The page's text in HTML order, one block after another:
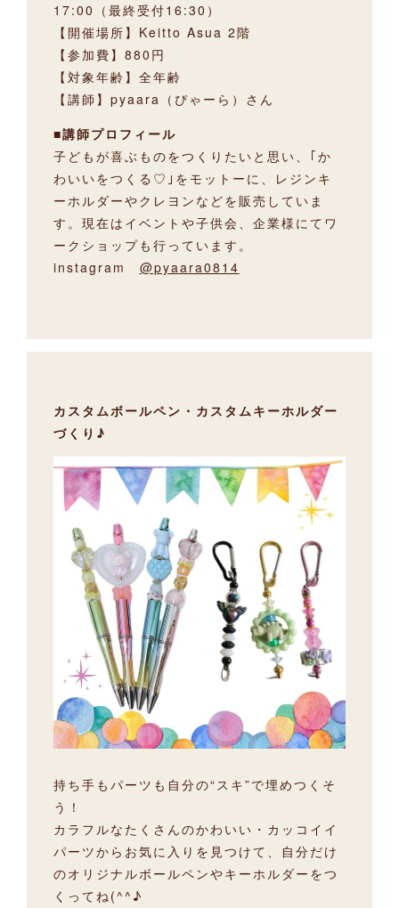
17:00（最終受付16:30）
【開催場所】Keitto Asua 2階
【参加費】880円
【対象年齢】全年齢
【講師】pyaara（ぴゃーら）さん
■講師プロフィール
子どもが喜ぶものをつくりたいと思い、｢か
わいいをつくる♡｣をモットーに、レジンキ
ーホルダーやクレヨンなどを販売していま
す。現在はイベントや子供会、企業様にてワ
ークショップも行っています。
instagram @pyaara0814
カスタムボールペン・カスタムキーホルダー
づくり♪
持ち手もパーツも自分の“スキ”で埋めつくそ
う！
カラフルなたくさんのかわいい・カッコイイ
パーツからお気に入りを見つけて、自分だけ
のオリジナルボールペンやキーホルダーをつ
くってね(^^♪